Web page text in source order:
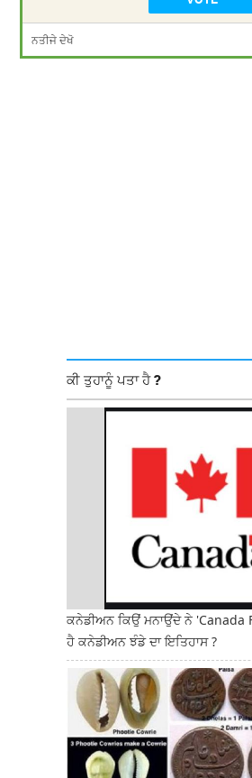
ਨਤੀਜੇ ਦੇਖੋ
ਕੀ ਤੁਹਾਨੂੰ ਪਤਾ ਹੈ ?
ਕਨੇਡੀਅਨ ਕਿਉਂ ਮਨਾਉਂਦੇ ਨੇ 'Canada
ਹੈ ਕਨੇਡੀਅਨ ਝੰਡੇ ਦਾ ਇਤਿਹਾਸ ?